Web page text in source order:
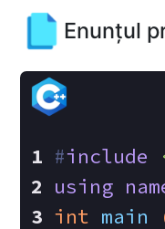
Enunțul
#include
using
int main